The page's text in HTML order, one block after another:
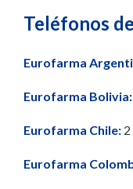
Teléfonos
Eurofarma
Eurofarma Bolivia:
Eurofarma Chile:
Eurofarma